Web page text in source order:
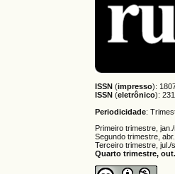
ISSN (impresso):
ISSN (eletrônico):
Periodicidade:
Primeiro trimestre,
Segundo trimestre,
Terceiro trimestre, jul./
Quarto trimestre,